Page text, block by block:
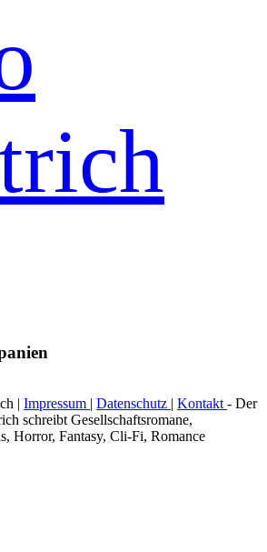
| Impressum | Datenschutz | Kontakt- Der
schreibt Gesellschaftsromane,
Horror, Fantasy, Cli-Fi, Romance